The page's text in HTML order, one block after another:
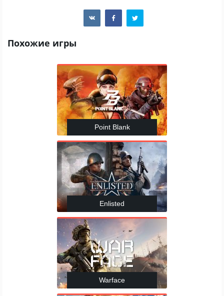
Похожие игры
Point Blank
Enlisted
Warface